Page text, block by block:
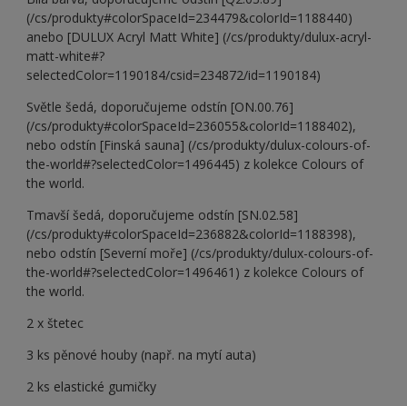
(/cs/produkty#colorSpaceId=234479&colorId=1188440)
anebo [DULUX Acryl Matt White] (/cs/produkty/dulux-acryl-
matt-white#?
selectedColor=1190184/csid=234872/id=1190184)
Světle šedá, doporučujeme odstín [ON.00.76]
(/cs/produkty#colorSpaceId=236055&colorId=1188402),
nebo odstín [Finská sauna] (/cs/produkty/dulux-colours-of-
the-world#?selectedColor=1496445) z kolekce Colours of
the world.
Tmavší šedá, doporučujeme odstín [SN.02.58]
(/cs/produkty#colorSpaceId=236882&colorId=1188398),
nebo odstín [Severní moře] (/cs/produkty/dulux-colours-of-
the-world#?selectedColor=1496461) z kolekce Colours of
the world.
2 x štetec
3 ks pěnové houby (např. na mytí auta)
2 ks elastické gumičky